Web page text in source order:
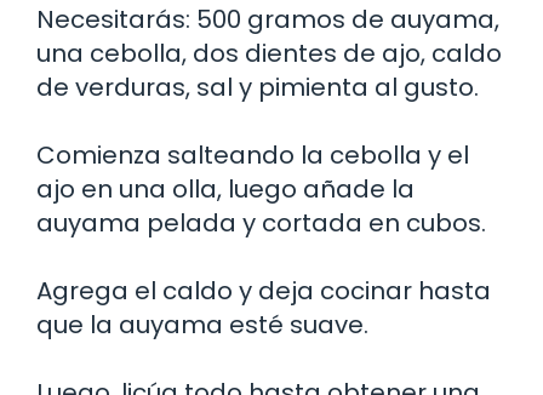
Necesitarás: 500 gramos de auyama,
una cebolla, dos dientes de ajo, caldo
de verduras, sal y pimienta al gusto.
Comienza salteando la cebolla y el
ajo en una olla, luego añade la
auyama pelada y cortada en cubos.
Agrega el caldo y deja cocinar hasta
que la auyama esté suave.